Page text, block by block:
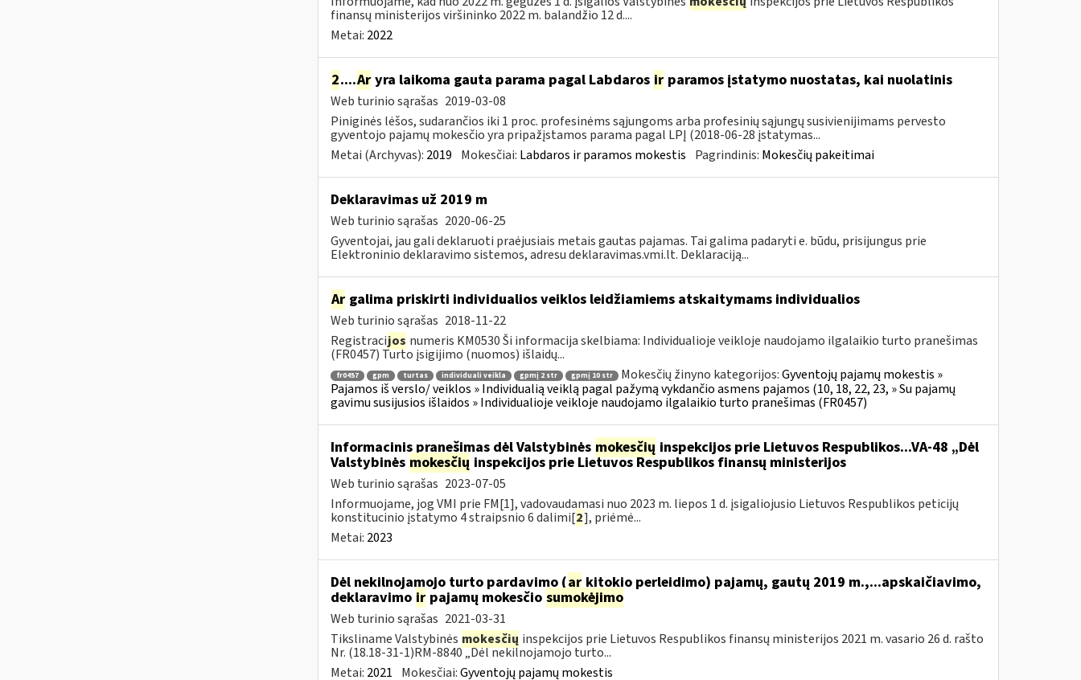
finansų ministerijos viršininko 2022 m. balandžio 12 d....
Metai: 2022
2....Aryra laikoma gauta parama pagal Labdaros irparamos įstatymo nuostatas, kai nuolatinis
Web turinio sąrašas 2019-03-08
Piniginės lėšos, sudarančios iki 1 proc. profesinėms sąjungoms arba profesinių sąjungų susivienijimams pervesto
gyventojo pajamų mokesčio yra pripažįstamos parama pagal LPĮ (2018-06-28 įstatymas...
Metai (Archyvas): 2019 Mokesčiai: Labdaros ir paramos mokestis Pagrindinis: Mokesčių pakeitimai
Deklaravimas už 2019 m
Web turinio sąrašas 2020-06-25
Gyventojai, jau gali deklaruoti praėjusiais metais gautas pajamas. Tai galima padaryti e. būdu, prisijungus prie
Elektroninio deklaravimo sistemos, adresu deklaravimas.vmi.lt. Deklaraciją...
Argalima priskirti individualios veiklos leidžiamiems atskaitymams individualios
Web turinio sąrašas 2018-11-22
Registracijos numeris KM0530 Ši informacija skelbiama: Individualioje veikloje naudojamo ilgalaikio turto pranešimas
(FR0457) Turto įsigijimo (nuomos) išlaidų...
fr0457 gpm turtas individuali veikla gpmį 2 str gpmį 10 str Mokesčių žinyno kategorijos:Gyventojų pajamų mokestis »
Pajamos iš verslo/ veiklos » Individualią veiklą pagal pažymą vykdančio asmens pajamos (10, 18, 22, 23, » Su pajamų
gavimu susijusios išlaidos » Individualioje veikloje naudojamo ilgalaikio turto pranešimas (FR0457)
Informacinis pranešimas dėl Valstybinės mokesčių inspekcijos prie Lietuvos Respublikos...VA-48 „Dėl
Valstybinės mokesčių inspekcijos prie Lietuvos Respublikos finansų ministerijos
Web turinio sąrašas 2023-07-05
Informuojame, jog VMI prie FM[1], vadovaudamasi nuo 2023 m. liepos 1 d. įsigaliojusio Lietuvos Respublikos peticijų
konstitucinio įstatymo 4 straipsnio 6 dalimi[2], priėmė...
Metai: 2023
Dėl nekilnojamojo turto pardavimo (arkitokio perleidimo) pajamų, gautų 2019 m.,...apskaičiavimo,
deklaravimo irpajamų mokesčio sumokėjimo
Web turinio sąrašas 2021-03-31
Tiksliname Valstybinės mokesčių inspekcijos prie Lietuvos Respublikos finansų ministerijos 2021 m. vasario 26 d. rašto
Nr. (18.18-31-1)RM-8840 „Dėl nekilnojamojo turto...
Metai: 2021 Mokesčiai:Gyventojų pajamų mokestis